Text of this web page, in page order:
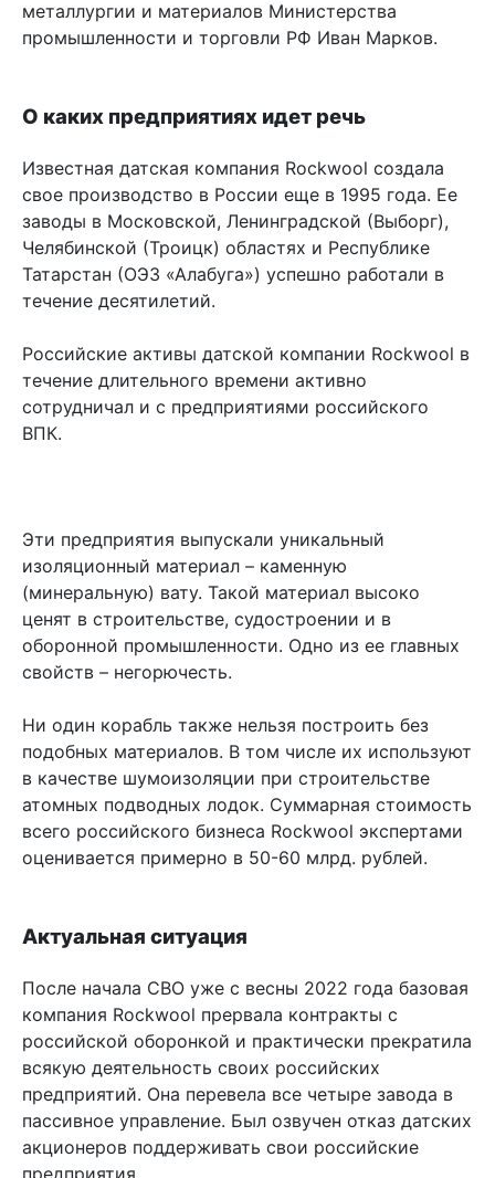
металлургии и материалов Министерства
промышленности и торговли РФ Иван Марков.
О каких предприятиях идет речь
Известная датская компания Rockwool создала
свое производство в России еще в 1995 года. Ее
заводы в Московской, Ленинградской (Выборг),
Челябинской (Троицк) областях и Республике
Татарстан (ОЭЗ «Алабуга») успешно работали в
течение десятилетий.
Российские активы датской компании Rockwool в
течение длительного времени активно
сотрудничал и с предприятиями российского
ВПК.
Эти предприятия выпускали уникальный
изоляционный материал – каменную
(минеральную) вату. Такой материал высоко
ценят в строительстве, судостроении и в
оборонной промышленности. Одно из ее главных
свойств – негорючесть.
Ни один корабль также нельзя построить без
подобных материалов. В том числе их используют
в качестве шумоизоляции при строительстве
атомных подводных лодок. Суммарная стоимость
всего российского бизнеса Rockwool экспертами
оценивается примерно в 50-60 млрд. рублей.
Актуальная ситуация
После начала СВО уже с весны 2022 года базовая
компания Rockwool прервала контракты с
российской оборонкой и практически прекратила
всякую деятельность своих российских
предприятий. Она перевела все четыре завода в
пассивное управление. Был озвучен отказ датских
акционеров поддерживать свои российские
предприятия.